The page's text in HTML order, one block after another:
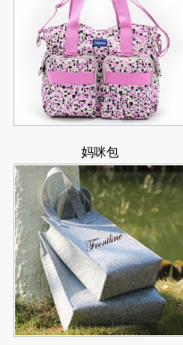
妈咪包